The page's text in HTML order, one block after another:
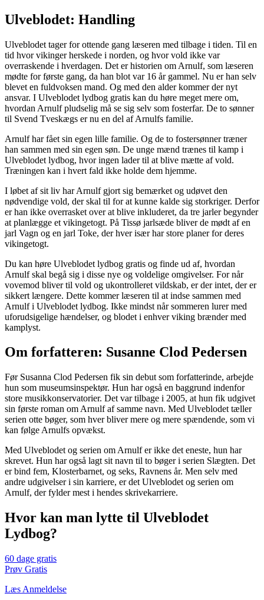
Ulveblodet: Handling
Ulveblodet tager for ottende gang læseren med tilbage i tiden. Til en
tid hvor vikinger herskede i norden, og hvor vold ikke var
overraskende i hverdagen. Det er historien om Arnulf, som læseren
mødte for første gang, da han blot var 16 år gammel. Nu er han selv
blevet en fuldvoksen mand. Og med den alder kommer der nyt
ansvar. I Ulveblodet lydbog gratis kan du høre meget mere om,
hvordan Arnulf pludselig må se sig selv som fosterfar. De to sønner
til Svend Tveskægs er nu en del af Arnulfs familie.
Arnulf har fået sin egen lille familie. Og de to fostersønner træner
han sammen med sin egen søn. De unge mænd trænes til kamp i
Ulveblodet lydbog, hvor ingen lader til at blive mætte af vold.
Træningen kan i hvert fald ikke holde dem hjemme.
I løbet af sit liv har Arnulf gjort sig bemærket og udøvet den
nødvendige vold, der skal til for at kunne kalde sig storkriger. Derfor
er han ikke overrasket over at blive inkluderet, da tre jarler begynder
at planlægge et vikingetogt. På Tissø jarlsæde bliver de mødt af en
jarl Vagn og en jarl Toke, der hver især har store planer for deres
vikingetogt.
Du kan høre Ulveblodet lydbog gratis og finde ud af, hvordan
Arnulf skal begå sig i disse nye og voldelige omgivelser. For når
vovemod bliver til vold og ukontrolleret vildskab, er der intet, der er
sikkert længere. Dette kommer læseren til at indse sammen med
Arnulf i Ulveblodet lydbog. Ikke mindst når sommeren lurer med
uforudsigelige hændelser, og blodet i enhver viking brænder med
kamplyst.
Om forfatteren: Susanne Clod Pedersen
Før Susanna Clod Pedersen fik sin debut som forfatterinde, arbejde
hun som museumsinspektør. Hun har også en baggrund indenfor
store musikkonservatorier. Det var tilbage i 2005, at hun fik udgivet
sin første roman om Arnulf af samme navn. Med Ulveblodet tæller
serien otte bøger, som hver bliver mere og mere spændende, som vi
kan følge Arnulfs opvækst.
Med Ulveblodet og serien om Arnulf er ikke det eneste, hun har
skrevet. Hun har også lagt sit navn til to bøger i serien Slægten. Det
er bind fem, Klosterbarnet, og seks, Ravnens år. Men selv med
andre udgivelser i sin karriere, er det Ulveblodet og serien om
Arnulf, der fylder mest i hendes skrivekarriere.
Hvor kan man lytte til Ulveblodet
Lydbog?
60 dage gratis
Prøv Gratis
Læs Anmeldelse